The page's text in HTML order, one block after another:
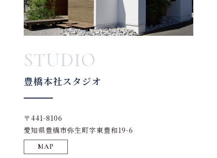
STUDIO
豊橋本社スタジオ
〒441-8106
愛知県豊橋市弥生町字東豊和19-6
MAP